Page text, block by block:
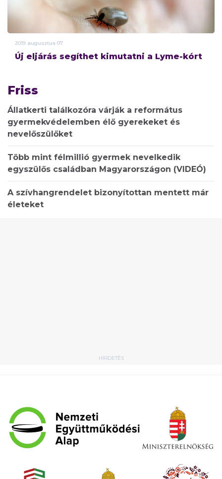
2019. augusztus 07.
Új eljárás segíthet kimutatni a Lyme-kórt
Friss
Állatkerti találkozóra várják a református
gyermekvédelemben élő gyerekeket és
nevelőszülőket
Több mint félmillió gyermek nevelkedik
egyszülős családban Magyarországon (VIDEÓ)
A szívhangrendelet bizonyítottan mentett már
életeket
HIRDETÉS